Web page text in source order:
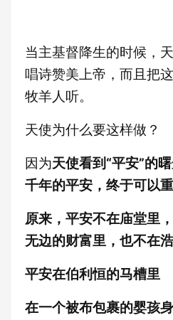
当主基督降生的时候，
唱诗赞美上帝，而且把
牧羊人听。
天使为什么要这样做？
因为天使看到“平安”的
千年的平安，终于可以
原来， 平安不在庙堂里
无边的财富里，也不在
平安在伯利恒的马槽里
在一个被布包裹的婴孩